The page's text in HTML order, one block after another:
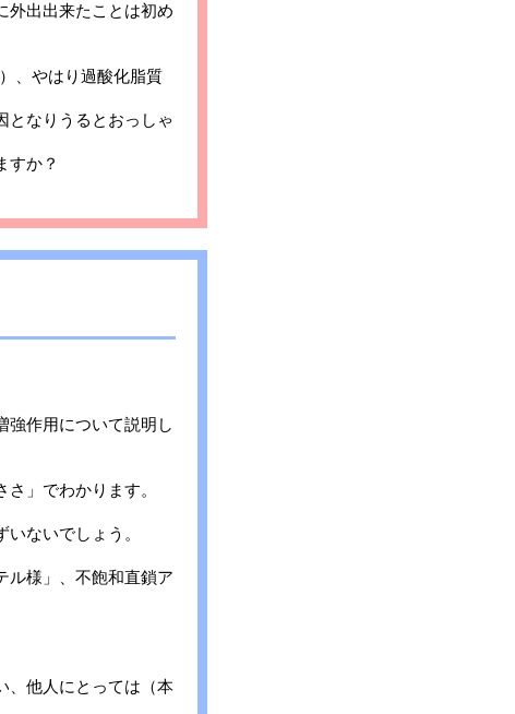
外出出来たことは初め
、やはり過酸化脂質
となりうるとおっしゃ
すか？
強作用について説明し
」でわかります。
ないでしょう。
ル様」、不飽和直鎖ア
、他人にとっては（本